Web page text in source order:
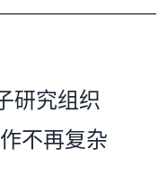
研究组织
不再复杂